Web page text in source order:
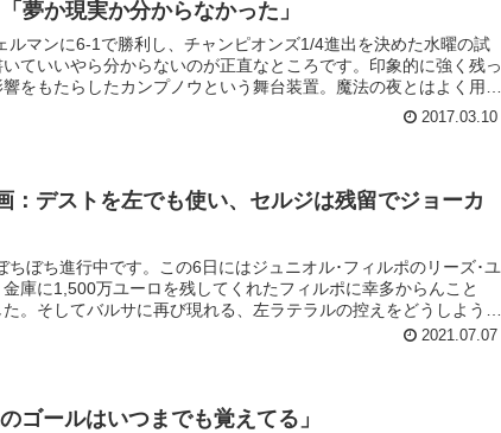
夢か現実か分からなかった」
ルマンに6-1で勝利し、チャンピオンズ1/4進出を決めた水曜の試
ていいやら分からないのが正直なところです。印象的に強く残っ
をもたらしたカンプノウという舞台装置。魔法の夜とはよく用い
見るだけでは伝わりきらない、あの場の空気が選手たちのみならず
に魅入られたかのようにあの通常では起こりえない結末へと向かっ
英雄の説明によると、彼も何がどうだったのかよく覚えていない
2017.03.10
：デストを左でも使い、セルジは残留でジョーカ
ちぼち進行中です。この6日にはジュニオル･フィルポのリーズ･ユ
庫に1,500万ユーロを残してくれたフィルポに幸多からんこと
。そしてバルサに再び現れる、左ラテラルの控えをどうしよう問
場を待つしかないのでしょうが、当面はデストの左起用やらでしの
2021.07.07
ゴールはいつまでも覚えてる」